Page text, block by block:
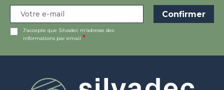
J’accepte que Silvadec m’adresse des
informations par email